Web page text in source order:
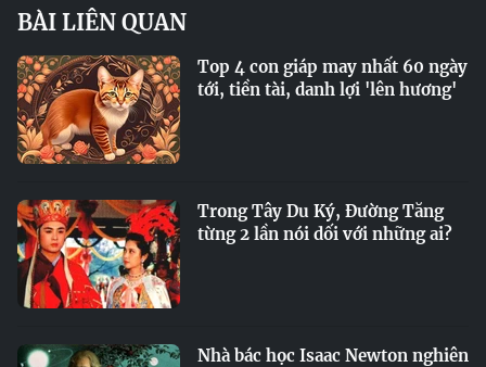
BÀI LIÊN QUAN
Top 4 con giáp may nhất 60 ngày
tới, tiền tài, danh lợi 'lên hương'
Trong Tây Du Ký, Đường Tăng
từng 2 lần nói dối với những ai?
Nhà bác học Isaac Newton nghiên